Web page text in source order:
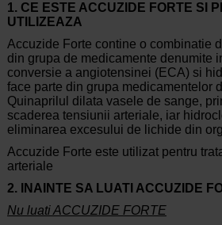
1. CE ESTE ACCUZIDE FORTE SI
UTILIZEAZA
Accuzide Forte contine o combinatie
din grupa de medicamente denumite
conversie a angiotensinei (ECA) si
face parte din grupa medicamentelor
Quinaprilul dilata vasele de sange,
scaderea tensiunii arteriale, iar
eliminarea excesului de lichide din
Accuzide Forte este utilizat pentru
arteriale
2. INAINTE SA LUATI ACCUZIDE
Nu luati ACCUZIDE FORTE